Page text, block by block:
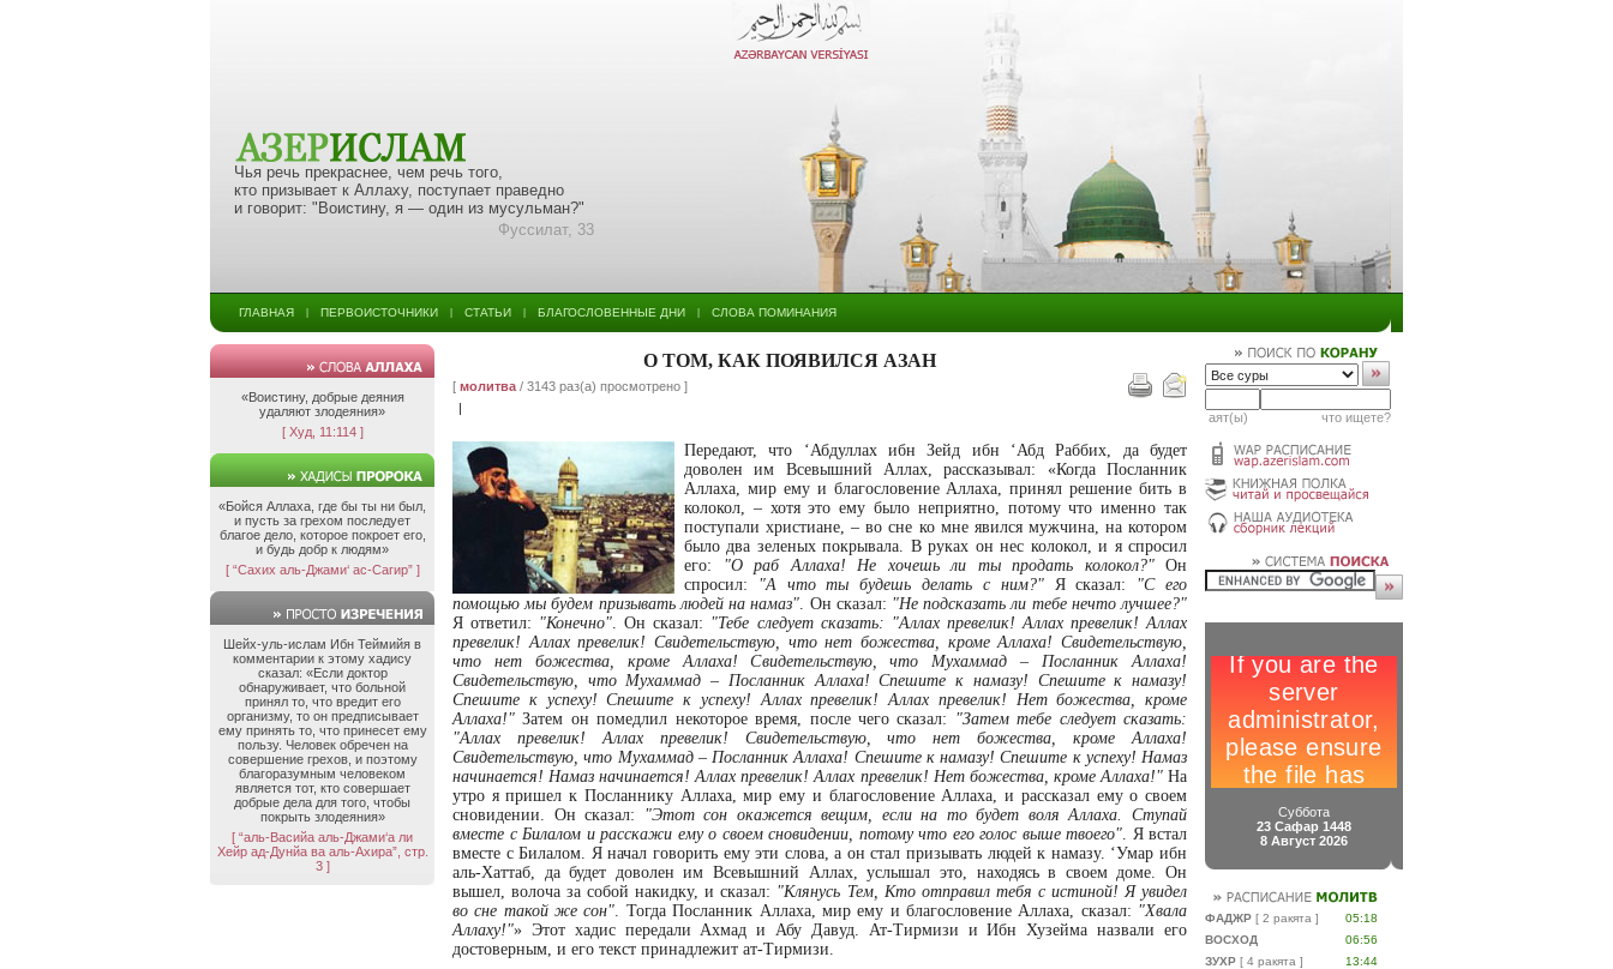
Чья речь прекраснее, чем речь того,
кто призывает к Аллаху, поступает праведно
и говорит: "Воистину, я — один из мусульман?"
Фуссилат, 33
ГЛАВНАЯ ПЕРВОИСТОЧНИКИ СТАТЬИ БЛАГОСЛОВЕННЫЕ ДНИ СЛОВА ПОМИНАНИЯ
«Воистину, добрые деяния
удаляют злодеяния»
[ Худ, 11:114 ]
«Бойся Аллаха, где бы ты ни был,
и пусть за грехом последует
благое дело, которое покроет его,
и будь добр к людям»
[ “Сахих аль-Джами‘ ас-Сагир” ]
Шейх-уль-ислам Ибн Теймийя в
комментарии к этому хадису
сказал: «Если доктор
обнаруживает, что больной
принял то, что вредит его
организму, то он предписывает
ему принять то, что принесет ему
пользу. Человек обречен на
совершение грехов, и поэтому
благоразумным человеком
является тот, кто совершает
добрые дела для того, чтобы
покрыть злодеяния»
[ “аль-Васийа аль-Джами‘а ли
Хейр ад-Дунйа ва аль-Ахира”, стр.
3 ]
О ТОМ, КАК ПОЯВИЛСЯ АЗАН
[ молитва / 3143 раз(а) просмотрено ]
|
Передают, что ‘Абдуллах ибн Зейд ибн ‘Абд Раббих, да будет
доволен им Всевышний Аллах, рассказывал: «Когда Посланник
Аллаха, мир ему и благословение Аллаха, принял решение бить в
колокол, – хотя это ему было неприятно, потому что именно так
поступали христиане, – во сне ко мне явился мужчина, на котором
было два зеленых покрывала. В руках он нес колокол, и я спросил
его: "О раб Аллаха! Не хочешь ли ты продать колокол?"Он
спросил: "А что ты будешь делать с ним?"Я сказал: "С его
помощью мы будем призывать людей на намаз". Он сказал: "Не подсказать ли тебе нечто лучшее?"
Я ответил: "Конечно". Он сказал: "Тебе следует сказать: "Аллах превелик! Аллах превелик! Аллах
превелик! Аллах превелик! Свидетельствую, что нет божества, кроме Аллаха! Свидетельствую,
что нет божества, кроме Аллаха! Свидетельствую, что Мухаммад – Посланник Аллаха!
Свидетельствую, что Мухаммад – Посланник Аллаха! Спешите к намазу! Спешите к намазу!
Спешите к успеху! Спешите к успеху! Аллах превелик! Аллах превелик! Нет божества, кроме
Аллаха!" Затем он помедлил некоторое время, после чего сказал: "Затем тебе следует сказать:
"Аллах превелик! Аллах превелик! Свидетельствую, что нет божества, кроме Аллаха!
Свидетельствую, что Мухаммад – Посланник Аллаха! Спешите к намазу! Спешите к успеху! Намаз
начинается! Намаз начинается! Аллах превелик! Аллах превелик! Нет божества, кроме Аллаха!"На
утро я пришел к Посланнику Аллаха, мир ему и благословение Аллаха, и рассказал ему о своем
сновидении. Он сказал: "Этот сон окажется вещим, если на то будет воля Аллаха. Ступай
вместе с Билалом и расскажи ему о своем сновидении, потому что его голос выше твоего". Я встал
вместе с Билалом. Я начал говорить ему эти слова, а он стал призывать людей к намазу. ‘Умар ибн
аль-Хаттаб, да будет доволен им Всевышний Аллах, услышал это, находясь в своем доме. Он
вышел, волоча за собой накидку, и сказал: "Клянусь Тем, Кто отправил тебя с истиной! Я увидел
во сне такой же сон". Тогда Посланник Аллаха, мир ему и благословение Аллаха, сказал: "Хвала
Аллаху!"» Этот хадис передали Ахмад и Абу Давуд. Ат-Тирмизи и Ибн Хузейма назвали его
достоверным, и его текст принадлежит ат-Тирмизи.
аят(ы) что ищете?
Суббота
23 Сафар 1448
8 Август 2026
ФАДЖР [ 2 ракята ]
05:18
ВОСХОД
06:56
ЗУХР [ 4 ракята ]
13:44